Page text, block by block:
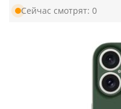
Сейчас смотрят: 0